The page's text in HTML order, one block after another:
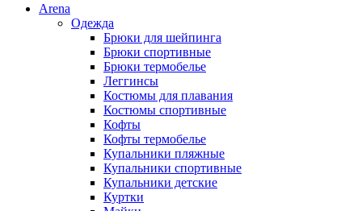
Arena
Одежда
Брюки для шейпинга
Брюки спортивные
Брюки термобелье
Леггинсы
Костюмы для плавания
Костюмы спортивные
Кофты
Кофты термобелье
Купальники пляжные
Купальники спортивные
Купальники детские
Куртки